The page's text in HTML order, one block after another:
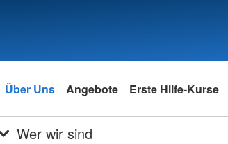
Über Uns Angebote Erste Hilfe-Kurse
Wer wir sind